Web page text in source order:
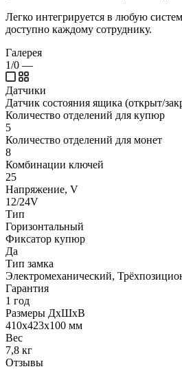
Легко интегрируется в любую
доступно каждому сотруднику.
Галерея
1/0 —
Датчики
Датчик состояния ящика (открыт/
Количество отделений для купюр
5
Количество отделений для монет
8
Комбинации ключей
25
Напряжение, V
12/24V
Тип
Горизонтальный
Фиксатор купюр
Да
Тип замка
Электромеханический,
Гарантия
1 год
Размеры ДхШхВ
410х423х100 мм
Вес
7,8 кг
Отзывы